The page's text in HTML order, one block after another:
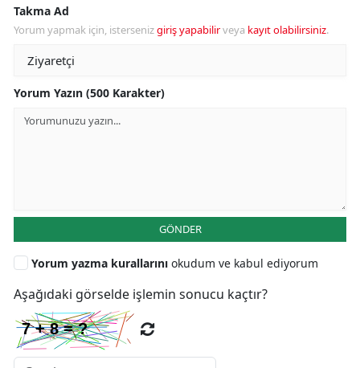
Takma Ad
Yorum yapmak için, istersenizgiriş yapabilirveya kayıt olabilirsiniz.
Yorum Yazın (500 Karakter)
GÖNDER
Yorum yazma kurallarını okudum ve kabul ediyorum
Aşağıdaki görselde işlemin sonucu kaçtır?